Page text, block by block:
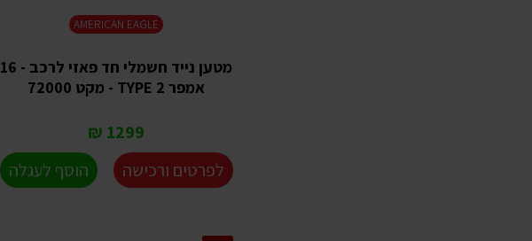
AMERICAN EAGLE
מטען נייד חשמלי חד פאזי לרכב - 16
אמפר TYPE 2 - מקט 72000
1299 ₪
לפרטים ורכישה
הוסף לעגלה